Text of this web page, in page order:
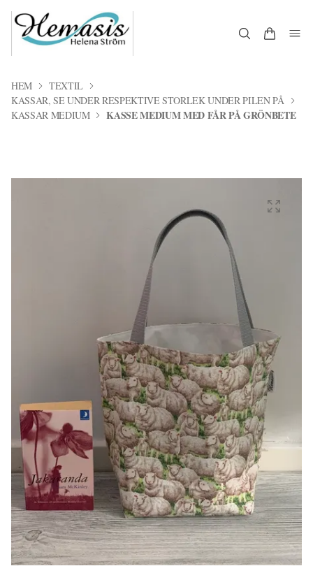
HEM
TEXTIL
KASSAR, SE UNDER RESPEKTIVE STORLEK UNDER PILEN PÅ
KASSAR MEDIUM
KASSE MEDIUM MED FÅR PÅ GRÖNBETE